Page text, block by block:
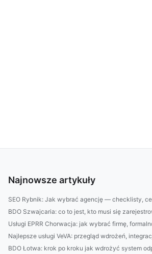
Najnowsze artykuły
SEO Rybnik: Jak wybrać agencję — checklisty,
BDO Szwajcaria: co to jest, kto musi się
Usługi EPRR Chorwacja: jak wybrać firmę,
Najlepsze usługi VeVA: przegląd wdrożeń,
BDO Łotwa: krok po kroku jak wdrożyć system